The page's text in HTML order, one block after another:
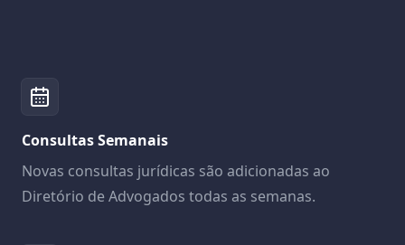
Consultas Semanais
Novas consultas jurídicas são adicionadas ao
Diretório de Advogados todas as semanas.